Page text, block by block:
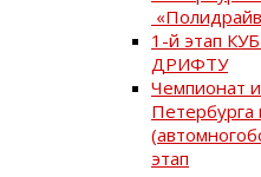
1-й этап
ДРИФТУ
Чемпионат
Петербурга
этап